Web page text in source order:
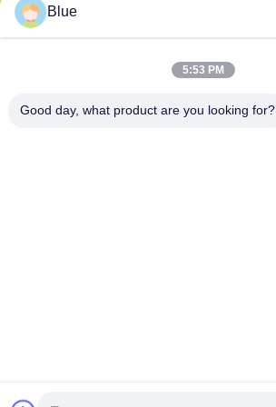
Blue
5:53 PM
Good day, what product are you looking for?